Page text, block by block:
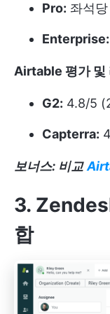
Pro: 좌석
Enterprise:
Airtable 평가 및
G2: 4.8/5
Capterra:
보너스: 비교
3.
합